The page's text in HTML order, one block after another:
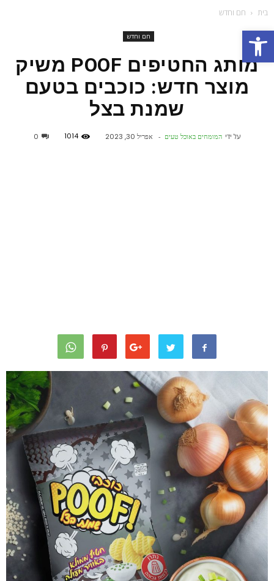
פתח סרגל נגישות
בית חם וחדש
חם וחדש
מותג החטיפים POOF משיק
מוצר חדש: כוכבים בטעם
שמנת בצל
על ידי המומחים באוכל טעים - אפריל 30, 2023 1014
0